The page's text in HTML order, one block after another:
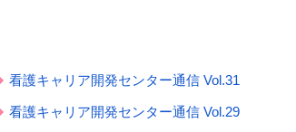
看護キャリア開発センター通信 Vol.31
看護キャリア開発センター通信 Vol.29